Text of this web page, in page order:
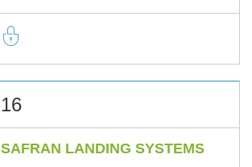
16
SAFRAN LANDING SYSTEMS